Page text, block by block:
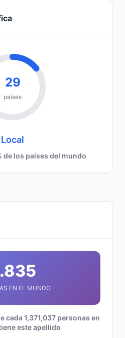
29
países
Local
de los países del mundo
EN EL MUNDO
cada 1,371,037 personas en
este apellido